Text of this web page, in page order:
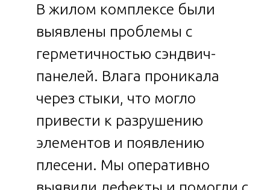
В жилом комплексе были
выявлены проблемы с
герметичностью сэндвич-
панелей. Влага проникала
через стыки, что могло
привести к разрушению
элементов и появлению
плесени. Мы оперативно